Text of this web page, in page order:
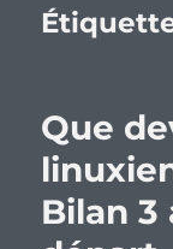
Que
Bilan 3